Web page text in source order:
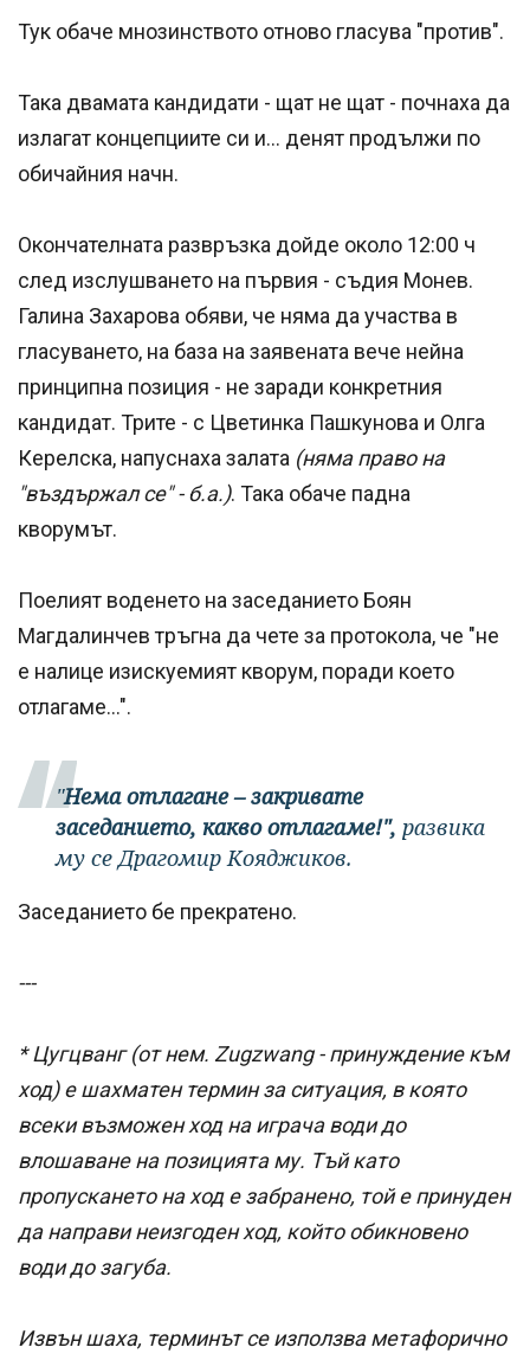
Тук обаче мнозинството отново гласува "против".
Така двамата кандидати - щат не щат - почнаха да
излагат концепциите си и... денят продължи по
обичайния начн.
Окончателната развръзка дойде около 12:00 ч
след изслушването на първия - съдия Монев.
Галина Захарова обяви, че няма да участва в
гласуването, на база на заявената вече нейна
принципна позиция - не заради конкретния
кандидат. Трите - с Цветинка Пашкунова и Олга
Керелска, напуснаха залата (няма право на
"въздържал се" - б.а.). Така обаче падна
кворумът.
Поелият воденето на заседанието Боян
Магдалинчев тръгна да чете за протокола, че "не
е налице изискуемият кворум, поради което
отлагаме...".
"Нема отлагане – закривате
заседанието, какво отлагаме!", развика
му се Драгомир Кояджиков.
Заседанието бе прекратено.
---
* Цугцванг(от нем. Zugzwang- принуждение към
ход) ешахматен термин за ситуация, в която
всеки възможен ход на играча води до
влошаване на позицията му. Тъй като
пропускането на ход е забранено, той е принуден
да направи неизгоден ход, който обикновено
води до загуба.
Извън шаха, терминът се използва метафорично